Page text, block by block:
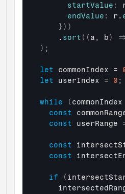
startValue :
endValue : r .
} ) )
    .
sort ( ( a , b)
) ;
let commonIndex =
let
userIndex = 0 ;
while ( commonIndex
const
const
userRange
const
const
if (